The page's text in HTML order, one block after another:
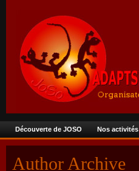
Découverte de JOSO Nos activités
Author Archive